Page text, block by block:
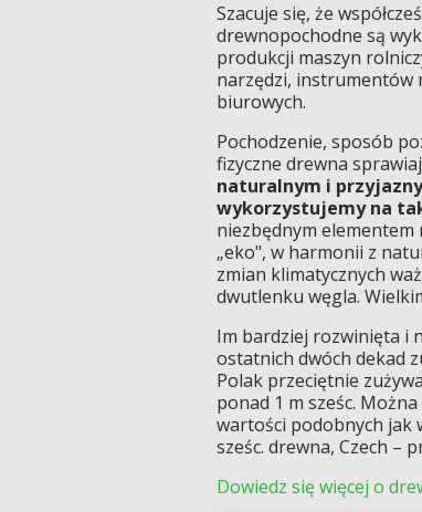
Szacuje się, że
drewnopochodne są
produkcji maszyn
narzędzi, instrumentów
biurowych.
Pochodzenie, sposób
fizyczne drewna
naturalnym i
wykorzystujemy na
niezbędnym elementem
„eko", w harmonii z
zmian klimatycznych
dwutlenku węgla.
Im bardziej rozwinięta i
ostatnich dwóch dekad
Polak przeciętnie
ponad 1 m sześc.
wartości podobnych jak
sześc. drewna, Czech –
Dowiedz się więcej o